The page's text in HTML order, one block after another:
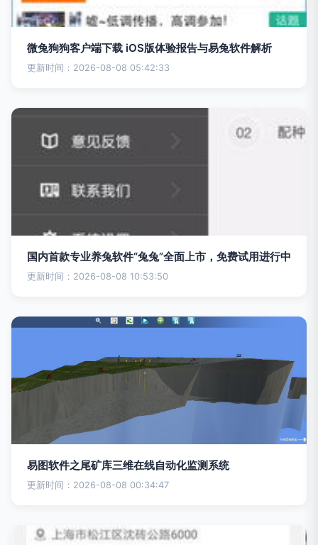
微兔狗狗客户端下载 iOS版体验报告与易兔软件解析
更新时间：2026-08-08 05:42:33
国内首款专业养兔软件“兔兔”全面上市，免费试用进行中
更新时间：2026-08-08 10:53:50
易图软件之尾矿库三维在线自动化监测系统
更新时间：2026-08-08 00:34:47